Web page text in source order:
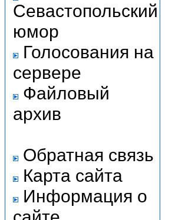
Севастопольский
юмор
Голосования на
сервере
Файловый
архив
Обратная связь
Карта сайта
Информация о